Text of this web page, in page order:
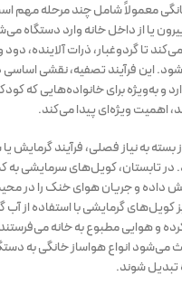
معمولاً شامل چند مرحله مهم
یا از داخل خانه وارد دستگاه
تا گردوغبار، ذرات آلاینده، دود
این فرآیند تصفیه، نقشی اساسی
و به‌ویژه برای خانواده‌هایی که
اهمیت ویژه‌ای پیدا می‌کند.
به نیاز فصلی، فرآیند گرمایش
در تابستان، کویل‌های سرمایشی به
داده و جریان هوای خنک را در
گرمایشی با استفاده از آب
و هوایی مطبوع به خانه
انواع هواساز خانگی به
تبدیل شوند.